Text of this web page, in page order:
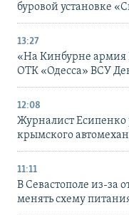
буровой установке
13:27
«На Кинбурне армия
ОТК «Одесса» ВСУ
12:08
Журналист Есипенко
крымского
11:11
В Севастополе из-за
менять схему